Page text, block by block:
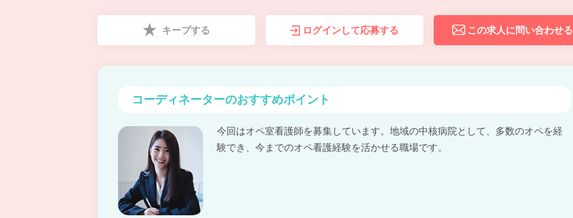
キープする ログインして応募する この求人に問い合わせる
コーディネーターのおすすめポイント
今回はオペ室看護師を募集しています。地域の中核病院として、多数のオペを経
験でき、今までのオペ看護経験を活かせる職場です。